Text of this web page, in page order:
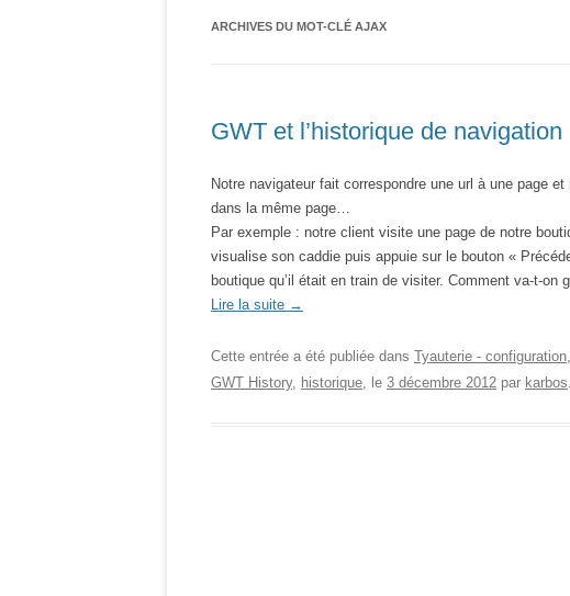
ARCHIVES DU MOT-CLÉ AJAX
GWT et l’historique de navigation
Notre navigateur fait correspondre une url à une page
dans la même page…
Par exemple : notre client visite une page de notre
visualise son caddie puis appuie sur le bouton «
boutique qu’il était en train de visiter. Comment va-t-on
Lire la suite →
Cette entrée a été publiée dans Tyauterie - configuration
GWT History, historique, le 3 décembre 2012 par karbos.